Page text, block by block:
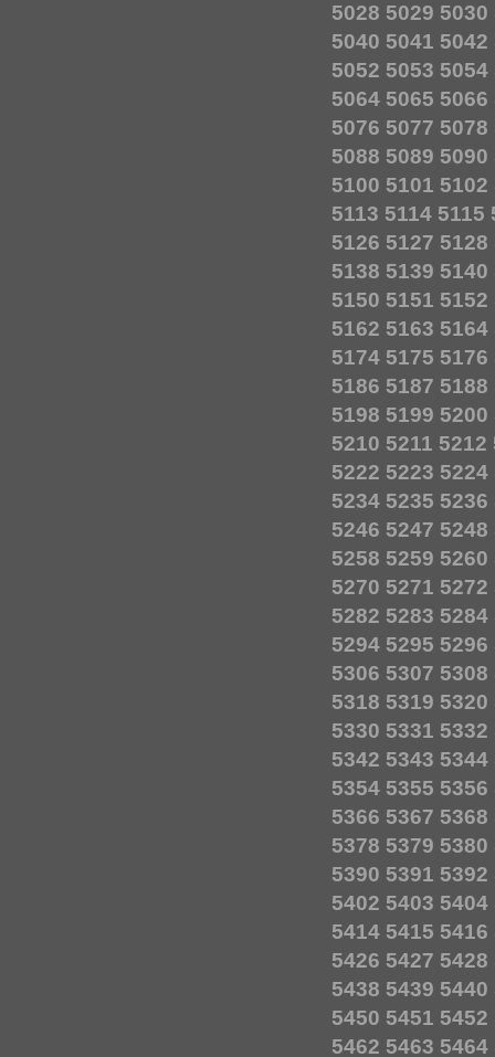
5028 5029 5030
5040 5041 5042
5052 5053 5054
5064 5065 5066
5076 5077 5078
5088 5089 5090
5100 5101 5102
5113 5114 5115
5126 5127 5128
5138 5139 5140
5150 5151 5152
5162 5163 5164
5174 5175 5176
5186 5187 5188
5198 5199 5200
5210 5211 5212
5222 5223 5224
5234 5235 5236
5246 5247 5248
5258 5259 5260
5270 5271 5272
5282 5283 5284
5294 5295 5296
5306 5307 5308
5318 5319 5320
5330 5331 5332
5342 5343 5344
5354 5355 5356
5366 5367 5368
5378 5379 5380
5390 5391 5392
5402 5403 5404
5414 5415 5416
5426 5427 5428
5438 5439 5440
5450 5451 5452
5462 5463 5464